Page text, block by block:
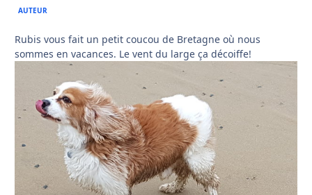
AUTEUR
Rubis vous fait un petit coucou de Bretagne où nous
sommes en vacances. Le vent du large ça décoiffe!